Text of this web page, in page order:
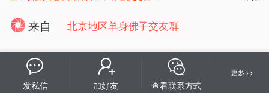
来自 北京地区单身佛子交友群
交友标题
发私信 加好友 查看联系方式
更多>>